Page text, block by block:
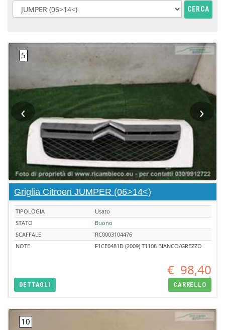
CERCA
‹ ›
Griglia Citroen JUMPER (06>14<)
TIPOLOGIA
Usato
STATO
Buono
SCAFFALE
RC0003104476
NOTE
F1CE0481D (2009) T1108 BIANCO/GREZZO
€ 98,40
DETTAGLI CARRELLO